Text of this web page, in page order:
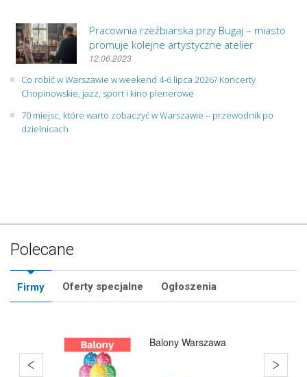
Pracownia rzeźbiarska przy Bugaj – miasto
promuje kolejne artystyczne atelier
12.06.2023
Co robić w Warszawie w weekend 4-6 lipca 2026? Koncerty
Chopinowskie, jazz, sport i kino plenerowe
70 miejsc, które warto zobaczyć w Warszawie – przewodnik po
dzielnicach
Polecane
Firmy Oferty specjalne Ogłoszenia
Balony Warszawa